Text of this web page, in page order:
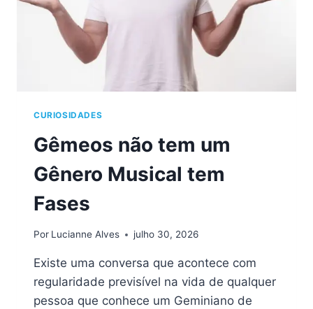
CURIOSIDADES
Gêmeos não tem um
Gênero Musical tem
Fases
Por Lucianne Alves julho 30, 2026
Existe uma conversa que acontece com
regularidade previsível na vida de qualquer
pessoa que conhece um Geminiano de